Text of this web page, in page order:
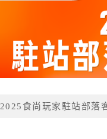
2025食尚玩家駐站部落